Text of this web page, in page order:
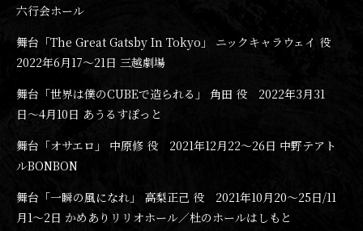
六行会ホール
舞台「The Great Gatsby In Tokyo」 ニックキャラウェイ 役
2022年6月17〜21日 三越劇場
舞台「世界は僕のCUBEで造られる」 角田 役 2022年3月31
日〜4月10日 あうるすぽっと
舞台「オサエロ」 中原修 役 2021年12月22〜26日 中野テアト
ルBONBON
舞台「一瞬の風になれ」 高梨正己 役 2021年10月20〜25日/11
月1〜2日 かめありリリオホール／杜のホールはしもと